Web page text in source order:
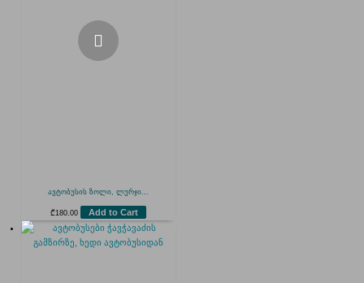
ავტობუსის ზოლი, ლურჯი...
₾180.00 Add to Cart